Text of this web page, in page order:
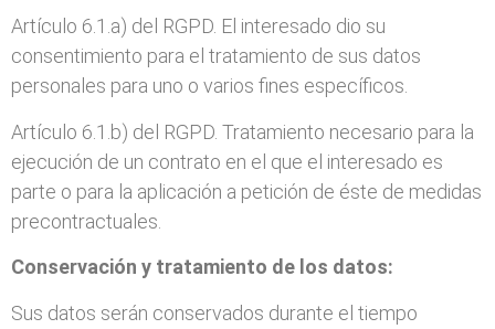
Artículo 6.1.a) del RGPD. El interesado dio su
consentimiento para el tratamiento de sus datos
personales para uno o varios fines específicos.
Artículo 6.1.b) del RGPD. Tratamiento necesario para la
ejecución de un contrato en el que el interesado es
parte o para la aplicación a petición de éste de medidas
precontractuales.
Conservación y tratamiento de los datos:
Sus datos serán conservados durante el tiempo